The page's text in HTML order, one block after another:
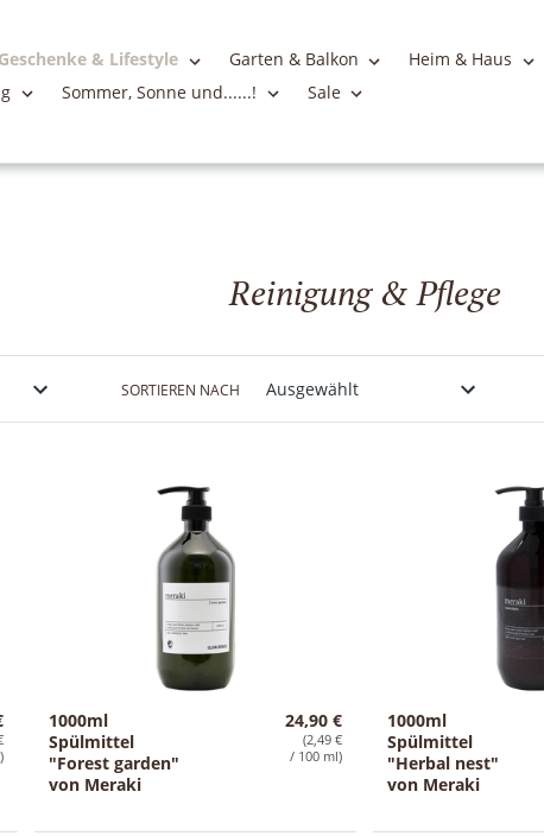
Geschenke & Lifestyle Garten & Balkon Heim & Haus
Sommer, Sonne und......! Sale
S
m
m
g
:
Reinigung & Pflege
SORTIEREN NACH
1000ml
Spülmittel
"Forest garden"
von Meraki
24,90 €
(2,49 €
/ 100 ml)
1000ml
Spülmittel
"Herbal nest"
von Meraki